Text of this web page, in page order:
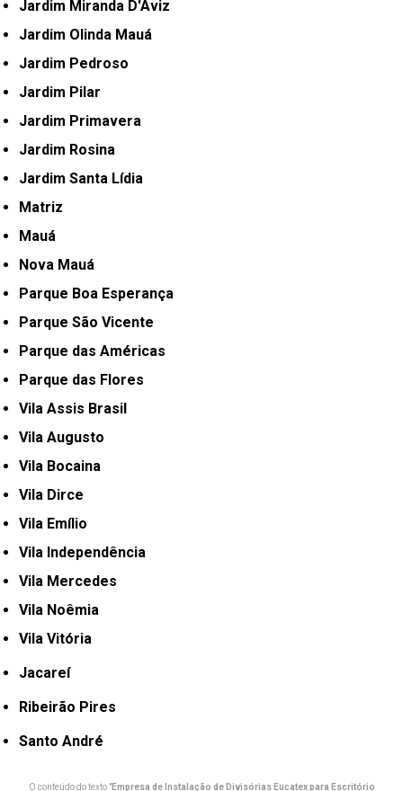
Jardim Miranda D'Aviz
Jardim Olinda Mauá
Jardim Pedroso
Jardim Pilar
Jardim Primavera
Jardim Rosina
Jardim Santa Lídia
Matriz
Mauá
Nova Mauá
Parque Boa Esperança
Parque São Vicente
Parque das Américas
Parque das Flores
Vila Assis Brasil
Vila Augusto
Vila Bocaina
Vila Dirce
Vila Emílio
Vila Independência
Vila Mercedes
Vila Noêmia
Vila Vitória
Jacareí
Ribeirão Pires
Santo André
O conteúdo do texto "Empresa de Instalação de Divisórias Eucatex para Escritório